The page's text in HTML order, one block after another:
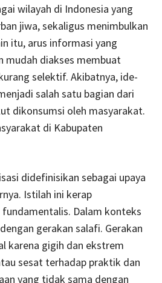
wilayah di Indonesia yang
jiwa, sekaligus menimbulkan
itu, arus informasi yang
mudah diakses membuat
selektif. Akibatnya, ide-
salah satu bagian dari
dikonsumsi oleh masyarakat.
di Kabupaten
didefinisikan sebagai upaya
Istilah ini kerap
Dalam konteks
gerakan salafi. Gerakan
karena gigih dan ekstrem
sesat terhadap praktik dan
yang tidak sama dengan